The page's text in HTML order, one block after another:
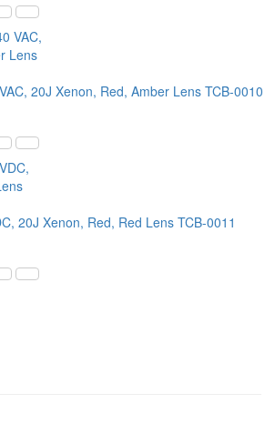
20J Xenon, Red, Amber Lens TCB-0010
20J Xenon, Red, Red Lens TCB-0011